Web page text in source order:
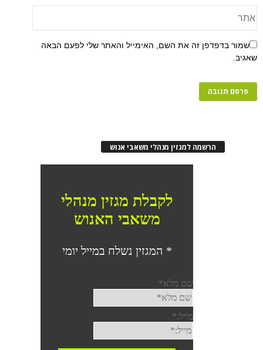
שמור בדפדפן זה את השם, האימייל והאתר שלי לפעם הבאה
שאגיב.
הרשמה למגזין מנהלי משאבי אנוש